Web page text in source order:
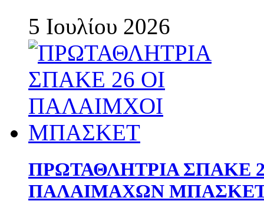
5 Ιουλίου 2026
ΠΡΩΤΑΘΛΗΤΡΙΑ ΣΠΑΚΕ
ΠΑΛΑΙΜΑΧΩΝ